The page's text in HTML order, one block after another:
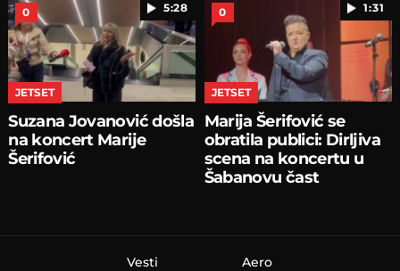
5:28
0
JETSET
Suzana Jovanović došla
na koncert Marije
Šerifović
1:31
0
JETSET
Marija Šerifović se
obratila publici: Dirljiva
scena na koncertu u
Šabanovu čast
Vesti Aero